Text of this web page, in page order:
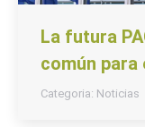
La futura
común
Categoria: Noticias